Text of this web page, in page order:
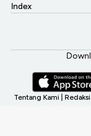
Index
Tentang Kami Redaksi
©2026